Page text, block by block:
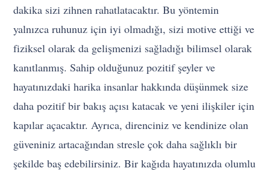
dakika sizi zihnen rahatlatacaktır. Bu yöntemin
yalnızca ruhunuz için iyi olmadığı, sizi motive ettiği ve
fiziksel olarak da gelişmenizi sağladığı bilimsel olarak
kanıtlanmış. Sahip olduğunuz pozitif şeyler ve
hayatınızdaki harika insanlar hakkında düşünmek size
daha pozitif bir bakış açısı katacak ve yeni ilişkiler için
kapılar açacaktır. Ayrıca, direnciniz ve kendinize olan
güveniniz artacağından stresle çok daha sağlıklı bir
şekilde baş edebilirsiniz. Bir kağıda hayatınızda olumlu